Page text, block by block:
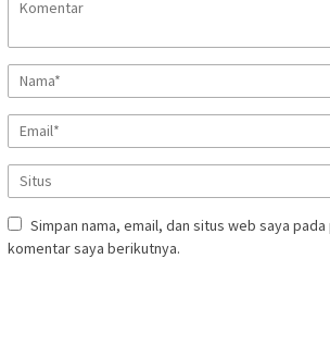
Simpan nama, email, dan situs web saya
komentar saya berikutnya.